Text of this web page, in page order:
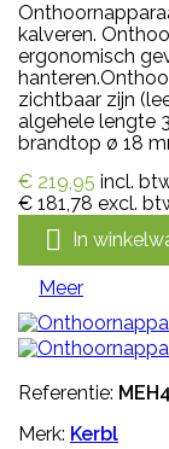
kalveren.
ergonomisch
zichtbaar zijn
algehele lengte
brandtop ø 18
€ 219,95 incl.
€ 181,78 excl.
 In
Meer
Referentie:
Merk: Kerbl